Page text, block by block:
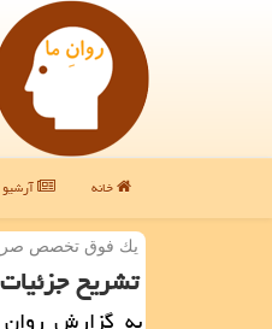
خانه
یك فوق تخصص صرع
تشریح